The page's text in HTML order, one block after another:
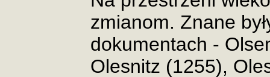
zmianom. Znane
dokumentach -
Olesnitz (1255),